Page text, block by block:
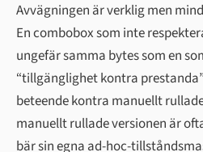
Avvägningen är verklig men
En combobox som inte
ungefär samma bytes som en
“tillgänglighet kontra
beteende kontra manuellt
manuellt rullade versionen är
bär sin egna ad-hoc-